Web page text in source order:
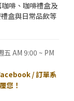
啡、咖啡禮盒及
盒與日常品飲等
五 AM 9:00 ~ PM
/ 訂單系
您！